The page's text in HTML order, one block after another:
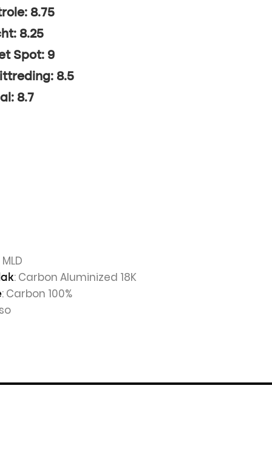
8.75
8.25
Spot: 9
8.5
8.7
: Carbon Aluminized 18K
: Carbon 100%